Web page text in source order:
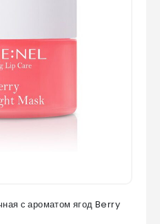
с ароматом ягод Berry